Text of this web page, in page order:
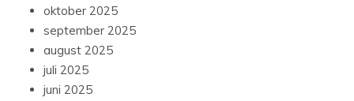
oktober 2025
september 2025
august 2025
juli 2025
juni 2025